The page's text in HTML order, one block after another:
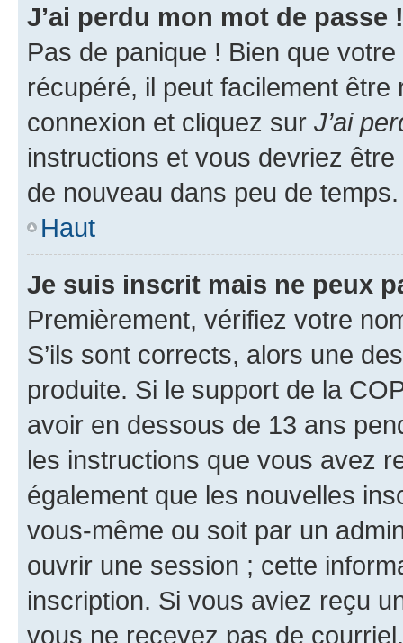
J’ai perdu mon mot de passe !
Pas de panique ! Bien que
récupéré, il peut facilement
connexion et cliquez sur J’ai
instructions et vous devriez
de nouveau dans peu de temps.
Haut
Je suis inscrit mais ne peux
Premièrement, vérifiez votre
S’ils sont corrects, alors une
produite. Si le support de la
avoir en dessous de 13 ans
les instructions que vous avez
également que les nouvelles
vous-même ou soit par un
ouvrir une session ; cette
inscription. Si vous aviez reçu
vous ne recevez pas de